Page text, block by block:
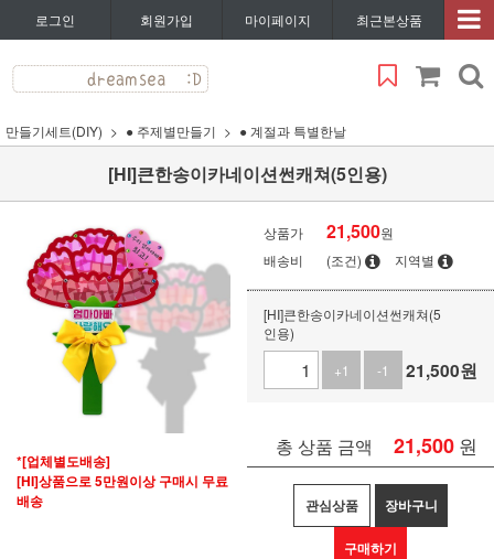
로그인 회원가입 마이페이지 최근본상품
만들기세트(DIY) ● 주제별만들기 ● 계절과 특별한날
[HI]큰한송이카네이션썬캐쳐(5인용)
*[업체별도배송]
[HI]상품으로 5만원이상 구매시 무료
배송
상품가 21,500원
배송비
(조건) 지역별
[HI]큰한송이카네이션썬캐쳐(5
인용)
+1
-1 21,500원
총 상품 금액 21,500 원
관심상품 장바구니
구매하기